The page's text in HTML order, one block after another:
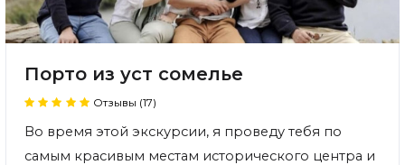
Порто из уст сомелье
Отзывы (17)
Во время этой экскурсии, я проведу тебя по
самым красивым местам исторического центра и